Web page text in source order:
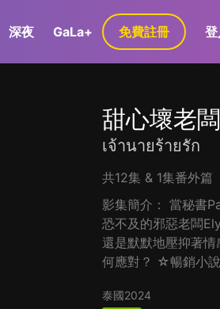
深夜 GaLa+ 免費註冊
甜心壞老闆
เจ้านายร้ายรัก
共12集 & 1集番外篇
影集簡介： 當秘書
恐不及的邪惡老闆
還是默默地壓抑著
何應對？ ☆暢銷小
泰國2024